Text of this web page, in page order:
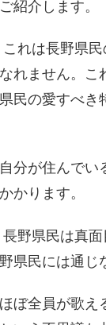
紹介します。
これは長野県
れません。
民の愛すべ
分が住んで
かります。
長野県民は真
県民には通じ
ぼ全員が歌